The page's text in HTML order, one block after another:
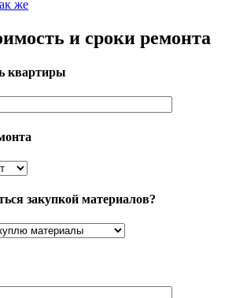
же
и сроки ремонта
квартиры
закупкой материалов?